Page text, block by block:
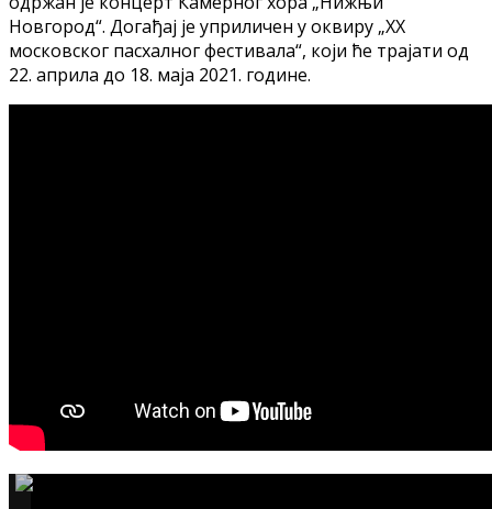
Новгород“. Догађај је уприличен у оквиру „ХХ
московског пасхалног фестивала“, који ће трајати од
22. априла до 18. маја 2021. године.